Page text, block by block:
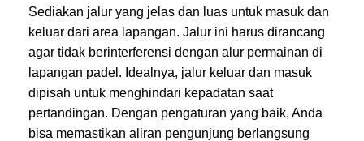
Sediakan jalur yang jelas dan luas untuk masuk dan
keluar dari area lapangan. Jalur ini harus dirancang
agar tidak berinterferensi dengan alur permainan di
lapangan padel. Idealnya, jalur keluar dan masuk
dipisah untuk menghindari kepadatan saat
pertandingan. Dengan pengaturan yang baik, Anda
bisa memastikan aliran pengunjung berlangsung